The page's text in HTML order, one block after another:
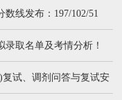
数线发布：197/102/51
录取名单及考情分析！
复试、调剂问答与复试安